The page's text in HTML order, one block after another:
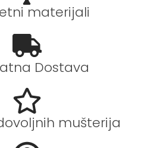
materijali
Dostava
mušterija